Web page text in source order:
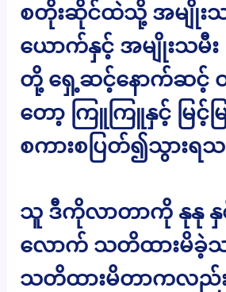
စတိုးဆိုင်ထဲသို့ အမျိုးသ
ယောက်နှင့် အမျိုးသမီ
တို့ ရှေ့ဆင့်နောက်ဆင့်
တော့ ကြူကြူနှင့် မြင့်
စကားစပြတ်၍သွားရ
သူ ဒီကိုလာတာကို နုနု နှစ်
လောက် သတိထားမိခဲ့
သတိထားမိတာကလည်း